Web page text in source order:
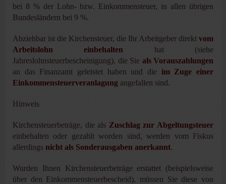
bei 8 % der Lohn- bzw. Einkommensteuer, in allen übrigen
Bundesländern bei 9 %.
Abziehbar ist die Kirchensteuer, die Ihr Arbeitgeber direkt vom
Arbeitslohn einbehalten hat (siehe
Jahreslohnsteuerbescheinigung), die Sie als Vorauszahlungen
an das Finanzamt geleistet haben und die im Zuge einer
Einkommensteuerveranlagung angefallen sind.
Hinweis
Kirchensteuerbeträge, die als Zuschlag zur Abgeltungsteuer
einbehalten oder gezahlt worden sind, werden vom Fiskus
allerdings nicht als Sonderausgaben anerkannt.
Wurden Ihnen Kirchensteuerbeträge erstattet (beispielsweise
über den Einkommensteuerbescheid), müssen Sie diese von